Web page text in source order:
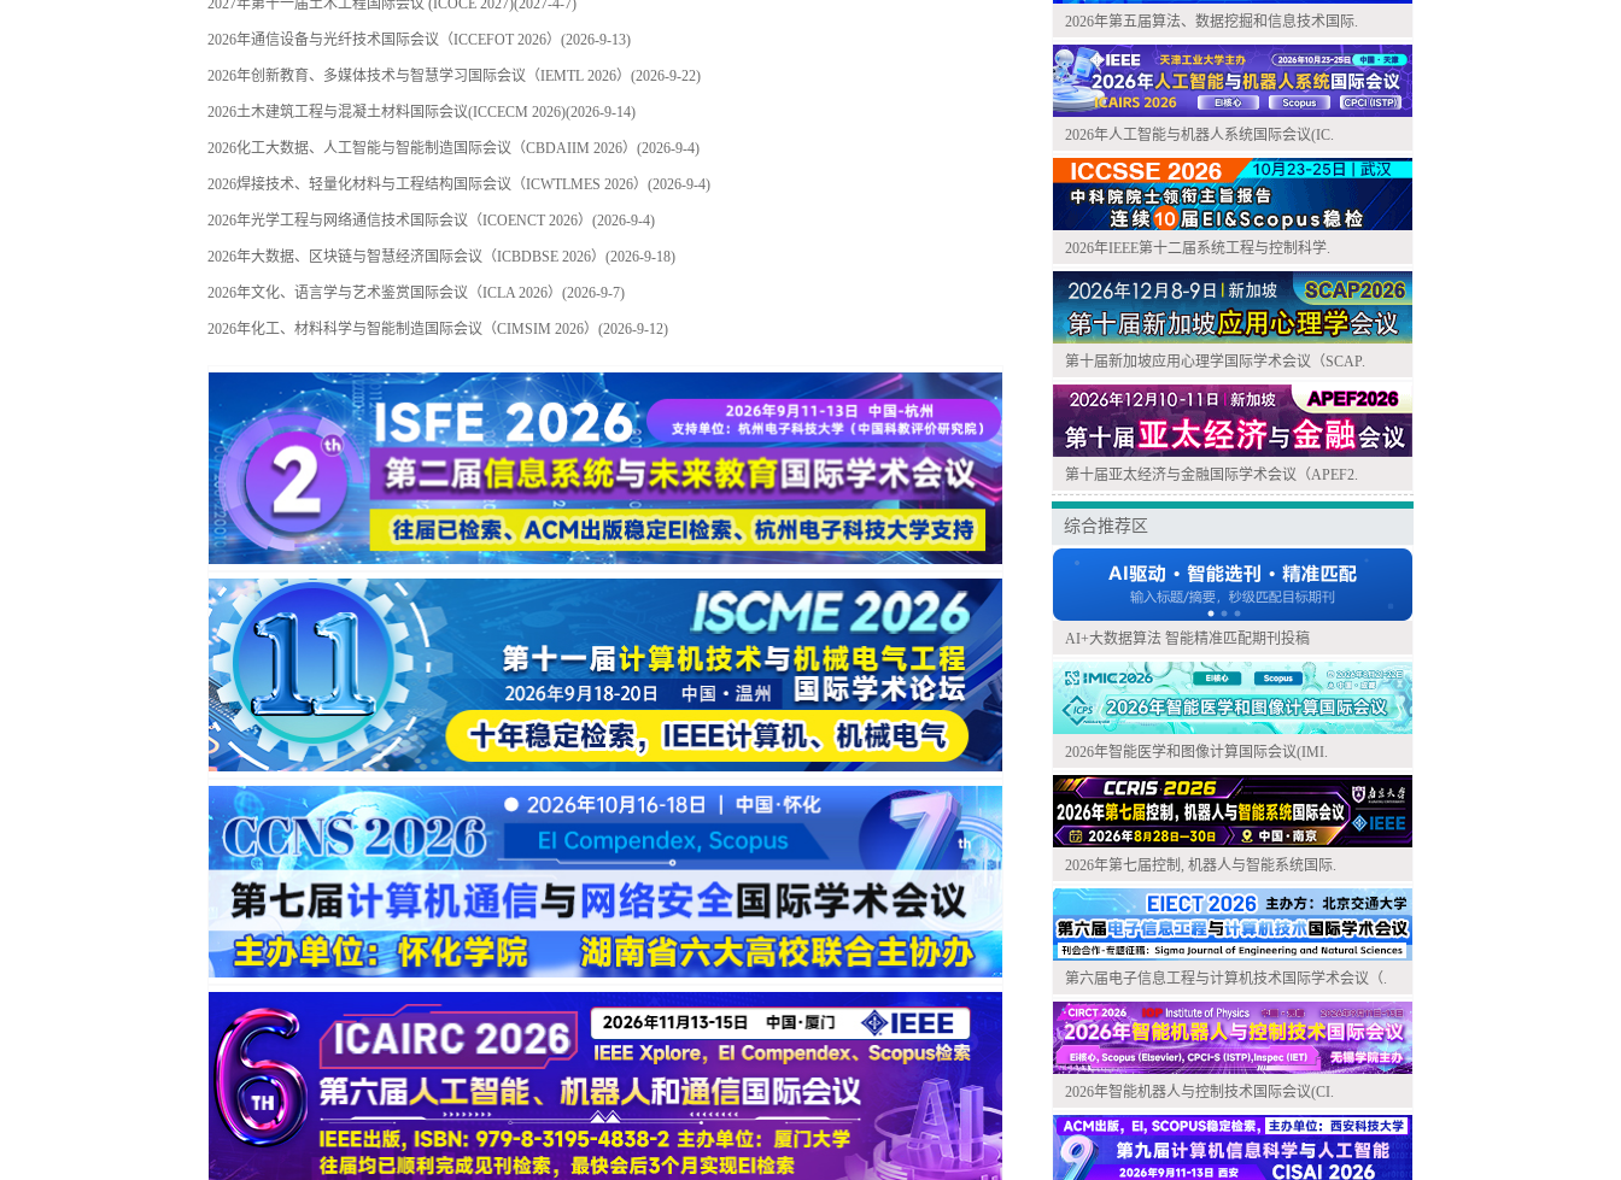
2027年第十一届土木工程国际会议 (ICOCE 2027)(2027-4-7)
2026年通信设备与光纤技术国际会议（ICCEFOT 2026） (2026-9-13)
2026年创新教育、多媒体技术与智慧学习国际会议（IEMTL 2026） (2026-9-22)
2026土木建筑工程与混凝土材料国际会议(ICCECM 2026)(2026-9-14)
2026化工大数据、人工智能与智能制造国际会议（CBDAIIM 2026） (2026-9-4)
2026焊接技术、轻量化材料与工程结构国际会议（ICWTLMES 2026） (2026-9-4)
2026年光学工程与网络通信技术国际会议（ICOENCT 2026） (2026-9-4)
2026年大数据、区块链与智慧经济国际会议（ICBDBSE 2026） (2026-9-18)
2026年文化、语言学与艺术鉴赏国际会议（ICLA 2026） (2026-9-7)
2026年化工、材料科学与智能制造国际会议（CIMSIM 2026） (2026-9-12)
2026年第五届算法、数据挖掘和信息技术国际.
2026年人工智能与机器人系统国际会议(IC.
2026年IEEE第十二届系统工程与控制科学.
第十届新加坡应用心理学国际学术会议（SCAP.
第十届亚太经济与金融国际学术会议（APEF2.
综合推荐区
AI+大数据算法 智能精准匹配期刊投稿
2026年智能医学和图像计算国际会议(IMI.
2026年第七届控制, 机器人与智能系统国际.
第六届电子信息工程与计算机技术国际学术会议（.
2026年智能机器人与控制技术国际会议(CI.